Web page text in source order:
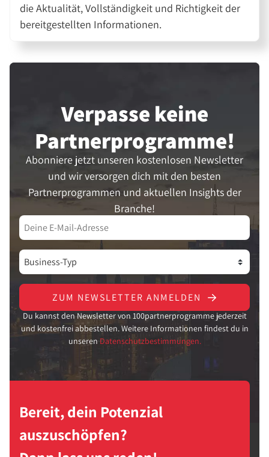
die Aktualität, Vollständigkeit und Richtigkeit der
bereitgestellten Informationen.
Verpasse keine
Partner­programme!
Abonniere jetzt unseren kostenlosen Newsletter
und wir versorgen dich mit den besten
Partnerprogrammen und aktuellen Insights der
Branche!
ZUM NEWSLETTER ANMELDEN
Du kannst den Newsletter von 100partnerprogramme jederzeit
und kostenfrei abbestellen. Weitere Informationen findest du in
unseren Datenschutzbestimmungen.
Bereit, dein Potenzial
auszuschöpfen?